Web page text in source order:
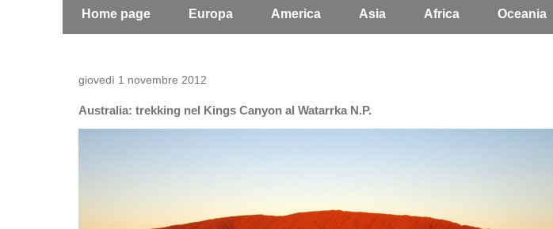
Home page Europa America Asia Africa Oceania
giovedì 1 novembre 2012
Australia: trekking nel Kings Canyon al Watarrka N.P.